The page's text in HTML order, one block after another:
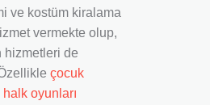
ve kostüm kiralama
vermekte olup,
hizmetleri de
çocuk
halk oyunları